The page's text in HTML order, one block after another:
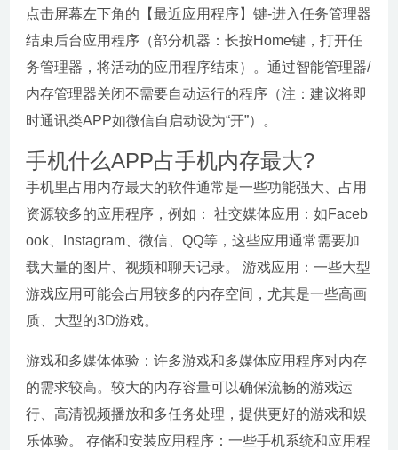
点击屏幕左下角的【最近应用程序】键-进入任务管理器
结束后台应用程序（部分机器：长按Home键，打开任
务管理器，将活动的应用程序结束）。通过智能管理器/
内存管理器关闭不需要自动运行的程序（注：建议将即
时通讯类APP如微信自启动设为“开”）。
手机什么APP占手机内存最大?
手机里占用内存最大的软件通常是一些功能强大、占用
资源较多的应用程序，例如： 社交媒体应用：如Faceb
ook、Instagram、微信、QQ等，这些应用通常需要加
载大量的图片、视频和聊天记录。 游戏应用：一些大型
游戏应用可能会占用较多的内存空间，尤其是一些高画
质、大型的3D游戏。
游戏和多媒体体验：许多游戏和多媒体应用程序对内存
的需求较高。较大的内存容量可以确保流畅的游戏运
行、高清视频播放和多任务处理，提供更好的游戏和娱
乐体验。 存储和安装应用程序：一些手机系统和应用程